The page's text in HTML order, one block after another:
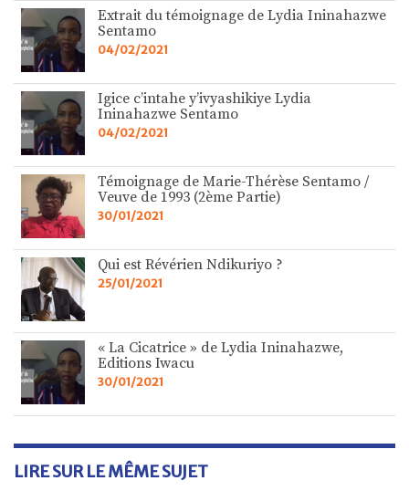
Extrait du témoignage de Lydia Ininahazwe
Sentamo
04/02/2021
Igice c’intahe y’ivyashikiye Lydia
Ininahazwe Sentamo
04/02/2021
Témoignage de Marie-Thérèse Sentamo /
Veuve de 1993 (2ème Partie)
30/01/2021
Qui est Révérien Ndikuriyo ?
25/01/2021
« La Cicatrice » de Lydia Ininahazwe,
Editions Iwacu
30/01/2021
LIRE SUR LE MÊME SUJET